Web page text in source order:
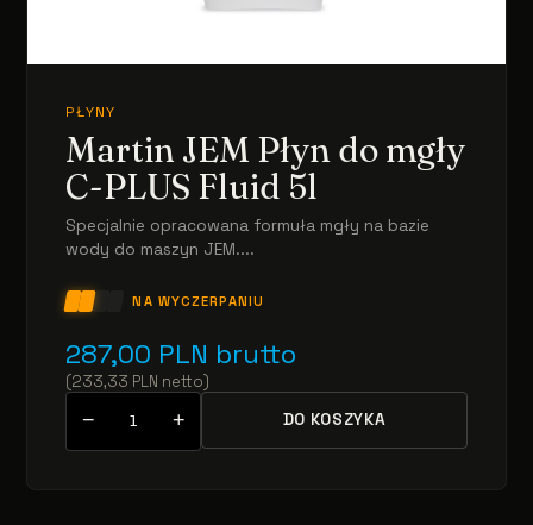
PŁYNY
Martin JEM Płyn do mgły
C-PLUS Fluid 5l
Specjalnie opracowana formuła mgły na bazie
wody do maszyn JEM....
NA WYCZERPANIU
287,00 PLN brutto
(233,33 PLN netto)
− + DO KOSZYKA